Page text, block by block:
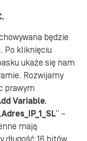
będzie
Po kliknięciu
ukaże się nam
Rozwijamy
prawym
Variable.
Adres_IP_1_SL” –
mają